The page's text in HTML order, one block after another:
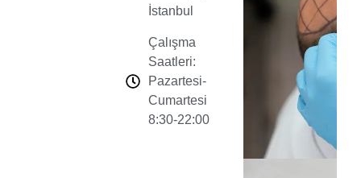
İstanbul
Çalışma
Saatleri:
Pazartesi-
Cumartesi
8:30-22:00